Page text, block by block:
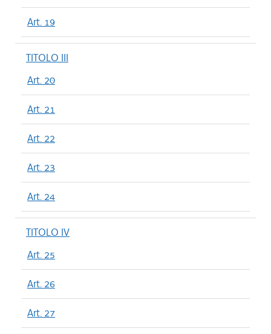
Art. 19
TITOLO III
Art. 20
Art. 21
Art. 22
Art. 23
Art. 24
TITOLO IV
Art. 25
Art. 26
Art. 27